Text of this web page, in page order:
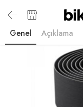
Genel Açıklama